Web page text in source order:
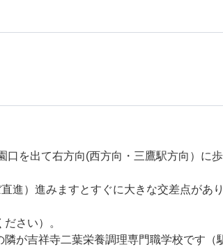
を出て右方向(西方向・三鷹駅方向）に歩
進）進みますとすぐに大きな交差点があ
さい）。
が吉祥寺二葉栄養調理専門職学校です（